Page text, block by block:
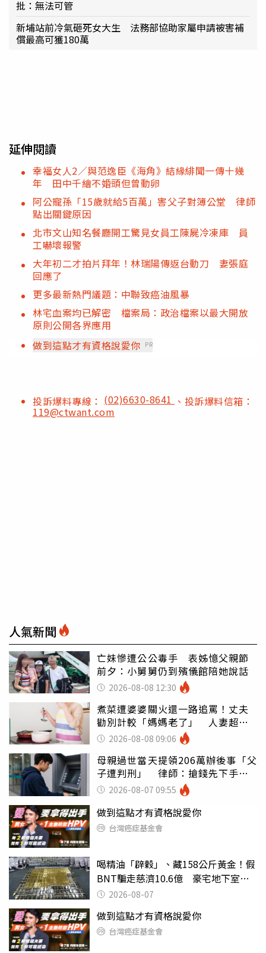
批：無法可管
新埔站前冷氣砸死女大生 法務部協助家屬申請被害補
償最高可獲180萬
延伸閱讀
幸福女人2／與范逸臣《海角》結緣緋聞一傳十幾
年 田中千繪不婚頭但曾動卵
阿公寵孫「15歲就給5百萬」害父子對簿公堂 律師
點出關鍵原因
北市文山知名餐廳開工驚見女員工陳屍冷凍庫 員
工嚇壞報警
大年初二才拍片拜年！林瑞陽傳返台動刀 妻張庭
回應了
更多最新熱門議題：中聯致癌油風暴
林宅血案均已解密 檔案局：政治檔案以最大開放
原則公開各界應用
做到這點才有資格說愛你 PR
投訴爆料專線： (02)6630-8641 、投訴爆料信箱：
119@ctwant.com
人氣新聞
亡妹慘遭公公毒手 表姊憶父親節
前夕：小舅舅仍到殯儀館陪她說話
2026-08-08 12:30
煮菜遭婆婆關火還一路追罵！丈夫
勸別計較「媽媽老了」 人妻超崩
潰：我像台傭
2026-08-08 09:06
母親過世當天提領206萬辦後事「父
子遭判刑」 律師：搶錢先下手是
罪 2026-08-07 09:55
做到這點才有資格說愛你
台灣癌症基金會
喝精油「辟穀」、藏158公斤黃金！假
BNT騙走慈濟10.6億 豪宅地下室竟
挖出乾鮑金庫
2026-08-07
做到這點才有資格說愛你
台灣癌症基金會